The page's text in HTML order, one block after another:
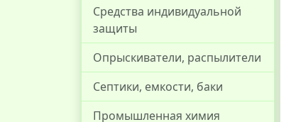
Средства индивидуальной
защиты
Опрыскиватели, распылители
Септики, емкости, баки
Промышленная химия